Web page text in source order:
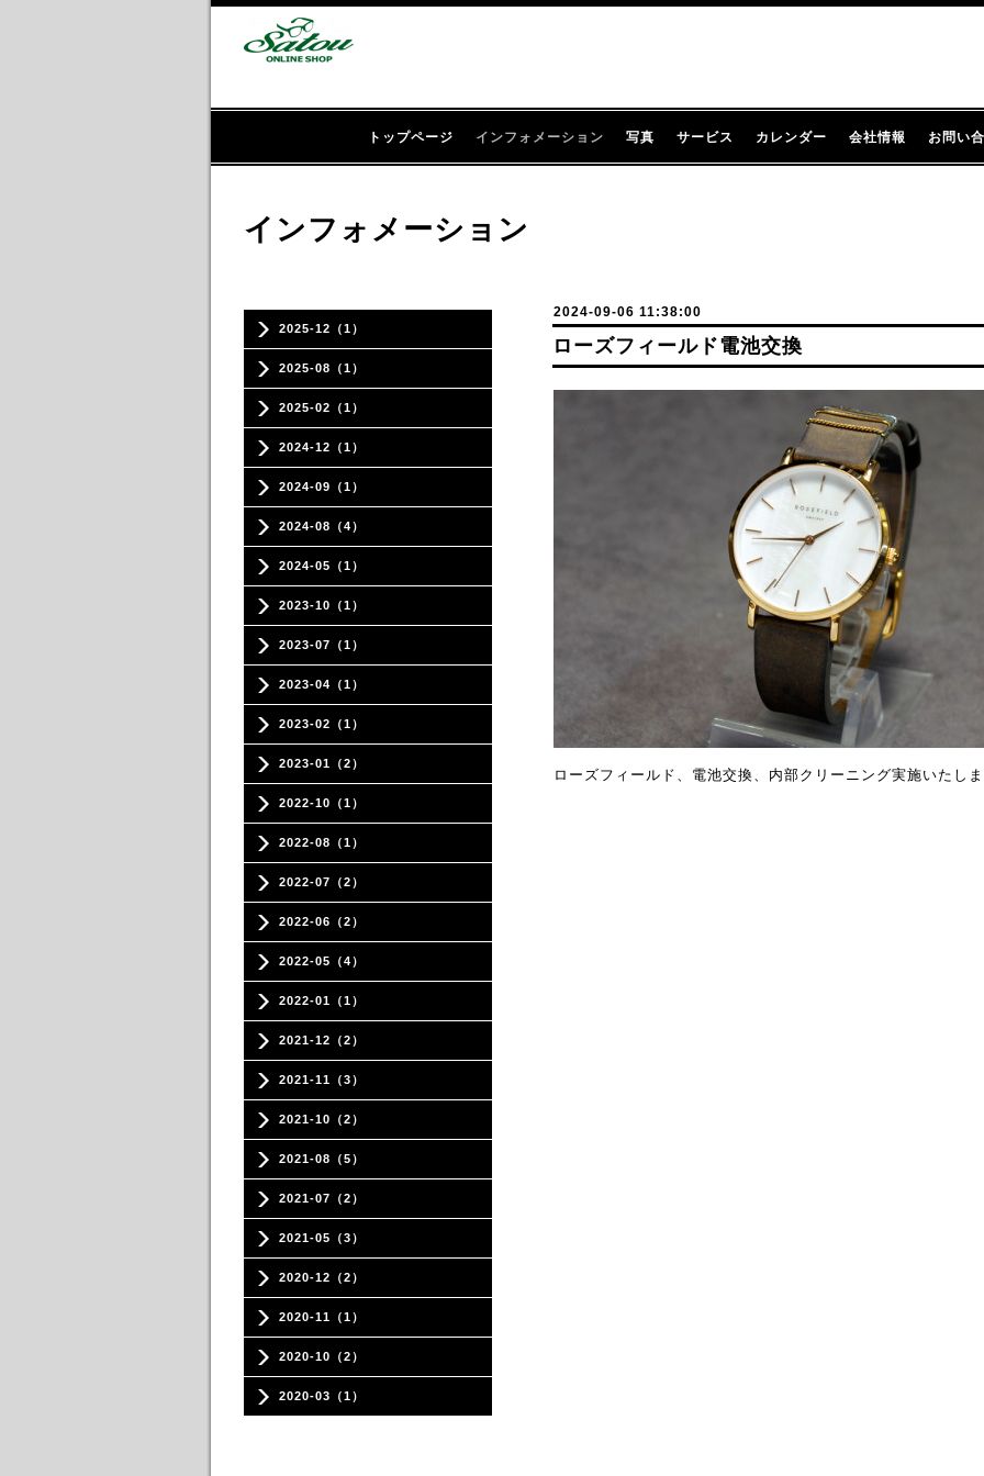
トップページ インフォメーション 写真 サービス カレンダー 会社情報 お問い
2025-12（1）
2025-08（1）
2025-02（1）
2024-12（1）
2024-09（1）
2024-08（4）
2024-05（1）
2023-10（1）
2023-07（1）
2023-04（1）
2023-02（1）
2023-01（2）
2022-10（1）
2022-08（1）
2022-07（2）
2022-06（2）
2022-05（4）
2022-01（1）
2021-12（2）
2021-11（3）
2021-10（2）
2021-08（5）
2021-07（2）
2021-05（3）
2020-12（2）
2020-11（1）
2020-10（2）
2020-03（1）
インフォメーション
2024-09-06 11:38:00
ローズフィールド電池交換
ローズフィールド、電池交換、内部クリーニング実施いたし